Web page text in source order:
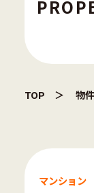
TOP 物
マンション